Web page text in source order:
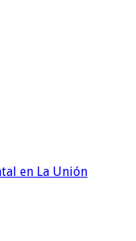
en La Unión